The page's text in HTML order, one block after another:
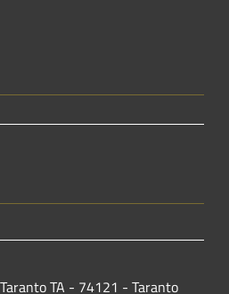
TA - 74121 - Taranto